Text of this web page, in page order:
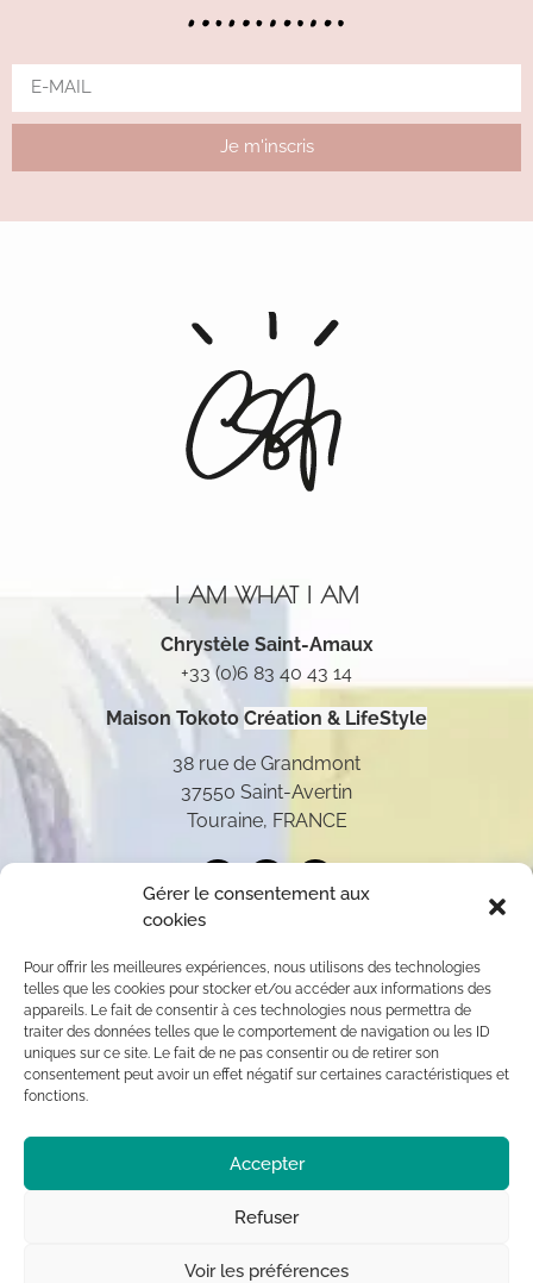
Gérer le consentement aux
cookies
Pour offrir les meilleures expériences, nous utilisons des technologies
telles que les cookies pour stocker et/ou accéder aux informations des
appareils. Le fait de consentir à ces technologies nous permettra de
traiter des données telles que le comportement de navigation ou les ID
uniques sur ce site. Le fait de ne pas consentir ou de retirer son
consentement peut avoir un effet négatif sur certaines caractéristiques et
fonctions.
Accepter
Refuser
Voir les préférences
Je m'inscris
I AM WHAT I AM
Chrystèle Saint-Amaux
+33 (0)6 83 40 43 14
Maison Tokoto Création & LifeStyle
38 rue de Grandmont
37550 Saint-Avertin
Touraine, FRANCE
Toutes les oeuvres présentées sur ce site appartiennent
exclusivement à l’auteur (sauf mention contraire) aux
termes des articles L 111-1 et L112-1 du code de la
Propriété Intellectuelle. Par conséquent, toute
interdits sans autorisation du titulaire des droits ©